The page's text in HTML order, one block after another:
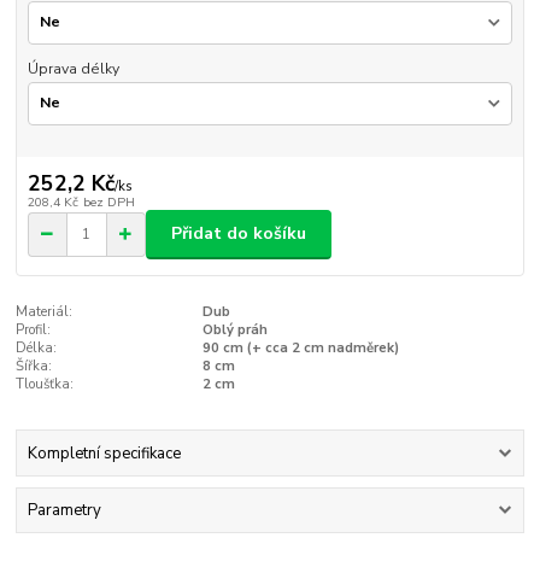
Úprava délky
252,2 Kč/ks
208,4 Kč bez DPH
Přidat do košíku
Materiál:
Dub
Profil:
Oblý práh
Délka:
90 cm (+ cca 2 cm nadměrek)
Šířka:
8 cm
Tloušťka:
2 cm
Kompletní specifikace
Parametry